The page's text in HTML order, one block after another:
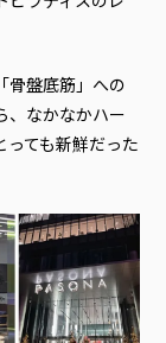
骨盤底筋」への
、なかなかハー
っても新鮮だった